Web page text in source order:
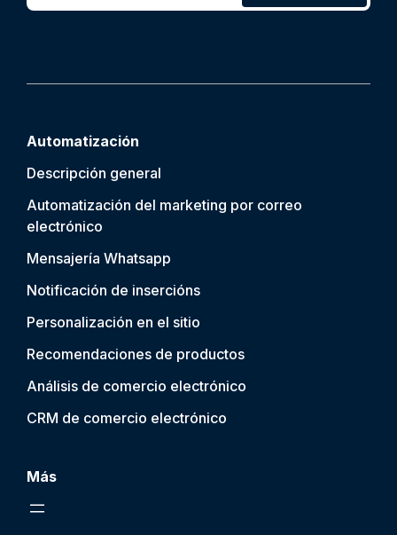
Automatización
Descripción general
Automatización del marketing por correo
electrónico
Mensajería Whatsapp
Notificación de insercións
Personalización en el sitio
Recomendaciones de productos
Análisis de comercio electrónico
CRM de comercio electrónico
Más